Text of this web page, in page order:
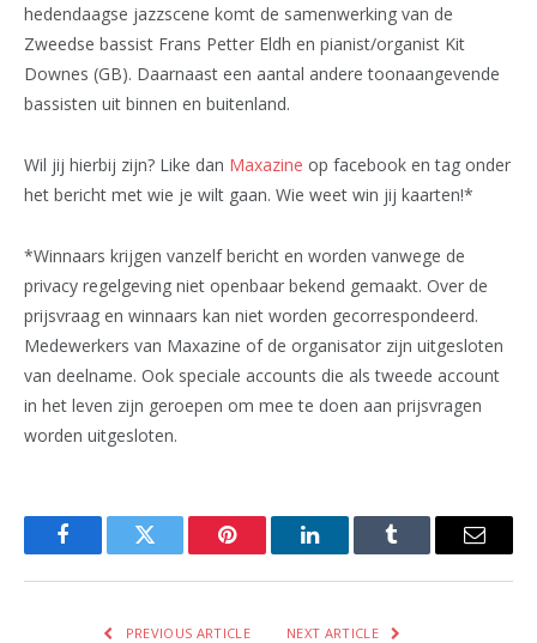
hedendaagse jazzscene komt de samenwerking van de
Zweedse bassist Frans Petter Eldh en pianist/organist Kit
Downes (GB). Daarnaast een aantal andere toonaangevende
bassisten uit binnen en buitenland.
Wil jij hierbij zijn? Like dan Maxazine op facebook en tag onder
het bericht met wie je wilt gaan. Wie weet win jij kaarten!*
*Winnaars krijgen vanzelf bericht en worden vanwege de
privacy regelgeving niet openbaar bekend gemaakt. Over de
prijsvraag en winnaars kan niet worden gecorrespondeerd.
Medewerkers van Maxazine of de organisator zijn uitgesloten
van deelname. Ook speciale accounts die als tweede account
in het leven zijn geroepen om mee te doen aan prijsvragen
worden uitgesloten.
FacebookTwitter Pinterest LinkedInTumblr Email
PREVIOUS ARTICLE NEXT ARTICLE